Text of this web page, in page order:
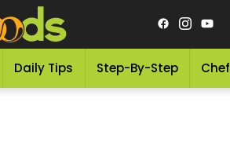
Daily Tips Step-By-Step Chef